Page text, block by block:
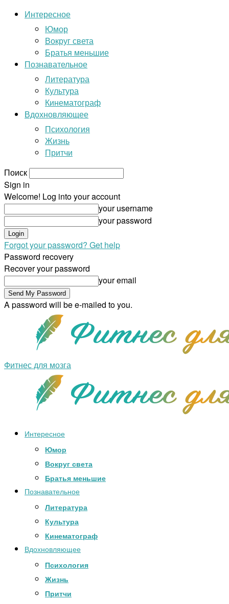
Интересное
Юмор
Вокруг света
Братья меньшие
Познавательное
Литература
Культура
Кинематограф
Вдохновляющее
Психология
Жизнь
Притчи
Поиск
Sign in
Welcome! Log into your account
your username
your password
Forgot your password? Get help
Password recovery
Recover your password
your email
A password will be e-mailed to you.
Фитнес для мозга
Интересное
Юмор
Вокруг света
Братья меньшие
Познавательное
Литература
Культура
Кинематограф
Вдохновляющее
Психология
Жизнь
Притчи